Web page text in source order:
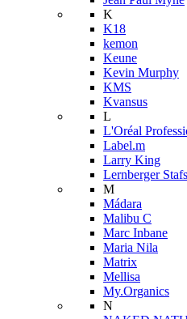
K
K18
kemon
Keune
Kevin Murphy
KMS
Kvansus
L
L'Oréal
Label.m
Larry King
Lernberger
M
Mádara
Malibu C
Marc Inbane
Maria Nila
Matrix
Mellisa
My.Organics
N